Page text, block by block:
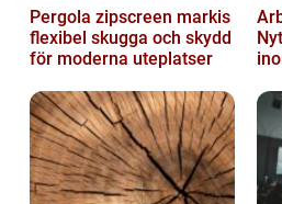
Pergola zipscreen markis
flexibel skugga och skydd
för moderna uteplatser